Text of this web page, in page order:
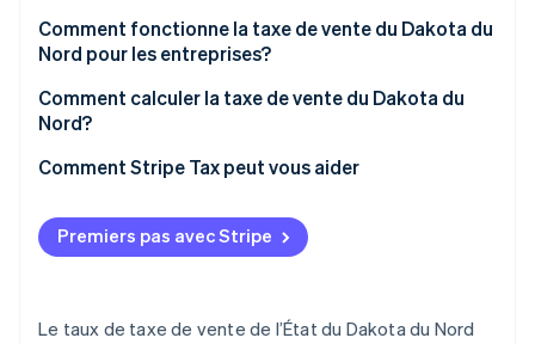
Comment fonctionne la taxe de vente du Dakota du
Nord pour les entreprises?
Établissements multiples et marchands à distance
Comment calculer la taxe de vente du Dakota du
Nord?
Comment Stripe Tax peut vous aider
Premiers pas avec Stripe
Le taux de taxe de vente de l’État du Dakota du Nord